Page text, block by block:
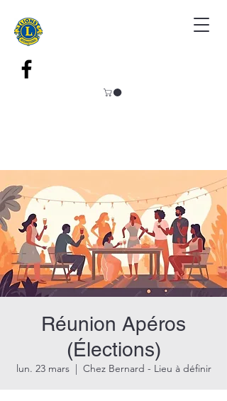
Réunion Apéros
(Élections)
lun. 23 mars
  |
Chez Bernard - Lieu à définir